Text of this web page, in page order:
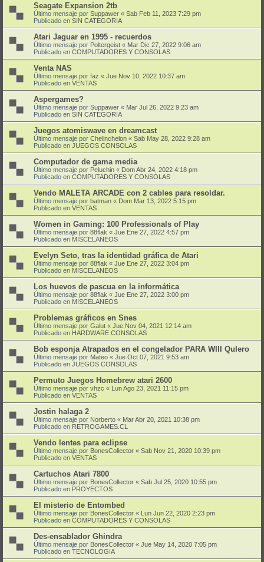
Seagate Expansion 2tb
Último mensaje por Suppawer « Sab Feb 11, 2023 7:29 pm
Publicado en SIN CATEGORIA
Atari Jaguar en 1995 - recuerdos
Último mensaje por Poltergeist « Mar Dic 27, 2022 9:06 am
Publicado en COMPUTADORES Y CONSOLAS
Venta NAS
Último mensaje por faz « Jue Nov 10, 2022 10:37 am
Publicado en VENTAS
Aspergames?
Último mensaje por Suppawer « Mar Jul 26, 2022 9:23 am
Publicado en SIN CATEGORIA
Juegos atomiswave en dreamcast
Último mensaje por Chelinchelon « Sab May 28, 2022 9:28 am
Publicado en JUEGOS CONSOLAS
Computador de gama media
Último mensaje por Peluchin « Dom Abr 24, 2022 4:18 pm
Publicado en COMPUTADORES Y CONSOLAS
Vendo MALETA ARCADE con 2 cables para resoldar.
Último mensaje por batman « Dom Mar 13, 2022 5:15 pm
Publicado en VENTAS
Women in Gaming: 100 Professionals of Play
Último mensaje por 88flak « Jue Ene 27, 2022 4:57 pm
Publicado en MISCELANEOS
Evelyn Seto, tras la identidad gráfica de Atari
Último mensaje por 88flak « Jue Ene 27, 2022 3:04 pm
Publicado en MISCELANEOS
Los huevos de pascua en la informática
Último mensaje por 88flak « Jue Ene 27, 2022 3:00 pm
Publicado en MISCELANEOS
Problemas gráficos en Snes
Último mensaje por Galut « Jue Nov 04, 2021 12:14 am
Publicado en HARDWARE CONSOLAS
Bob esponja Atrapados en el congelador PARA WIII QuIero
Último mensaje por Mateo « Jue Oct 07, 2021 9:53 am
Publicado en JUEGOS CONSOLAS
Permuto Juegos Homebrew atari 2600
Último mensaje por vhzc « Lun Ago 23, 2021 11:15 pm
Publicado en VENTAS
Jostin halaga 2
Último mensaje por Norberto « Mar Abr 20, 2021 10:38 pm
Publicado en RETROGAMES.CL
Vendo lentes para eclipse
Último mensaje por BonesCollector « Sab Nov 21, 2020 10:39 pm
Publicado en VENTAS
Cartuchos Atari 7800
Último mensaje por BonesCollector « Sab Jul 25, 2020 10:55 pm
Publicado en PROYECTOS
El misterio de Entombed
Último mensaje por BonesCollector « Lun Jun 22, 2020 2:23 pm
Publicado en COMPUTADORES Y CONSOLAS
Des-ensablador Ghindra
Último mensaje por BonesCollector « Jue May 14, 2020 7:05 pm
Publicado en TECNOLOGIA